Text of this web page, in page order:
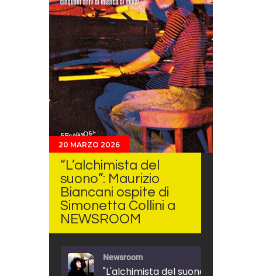
20 MARZO 2026
“L’alchimista del
suono”: Maurizio
Biancani ospite di
Simonetta Collini a
NEWSROOM
Newsroom